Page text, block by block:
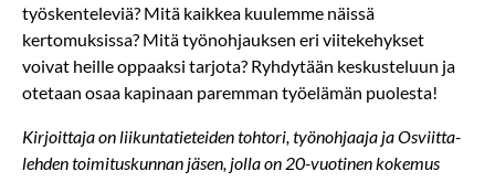
työskenteleviä? Mitä kaikkea kuulemme näissä
kertomuksissa? Mitä työnohjauksen eri viitekehykset
voivat heille oppaaksi tarjota? Ryhdytään keskusteluun ja
otetaan osaa kapinaan paremman työelämän puolesta!
Kirjoittaja on liikuntatieteiden tohtori, työnohjaaja ja Osviitta-
lehden toimituskunnan jäsen, jolla on 20-vuotinen kokemus